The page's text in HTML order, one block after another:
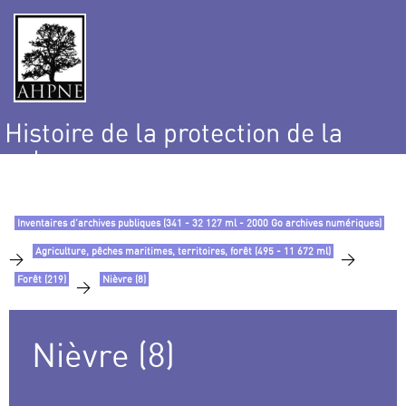
Histoire de la protection de la
nature
Inventaires d’archives publiques (341 - 32 127 ml - 2000 Go archives numériques)
> Agriculture, pêches maritimes, territoires, forêt (495 - 11 672 ml) >
Forêt (219) > Nièvre (8)
Nièvre (8)